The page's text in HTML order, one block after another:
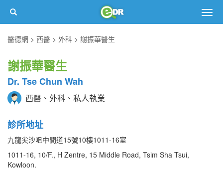
醫德網
西醫 外科 謝振華醫生
謝振華醫生
Dr. Tse Chun Wah
西醫、外科、私人執業
診所地址
九龍尖沙咀中間道15號10樓1011-16室
1011-16, 10/F., H Zentre, 15 Middle Road, Tsim Sha Tsui,
Kowloon.